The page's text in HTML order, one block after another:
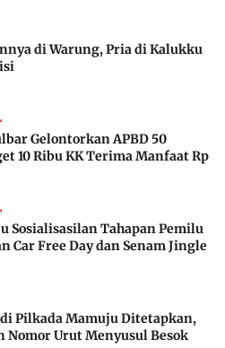
di Warung, Pria di Kalukku
Gelontorkan APBD 50
10 Ribu KK Terima Manfaat Rp
Sosialisasilan Tahapan Pemilu
Car Free Day dan Senam Jingle
di Pilkada Mamuju Ditetapkan,
Nomor Urut Menyusul Besok